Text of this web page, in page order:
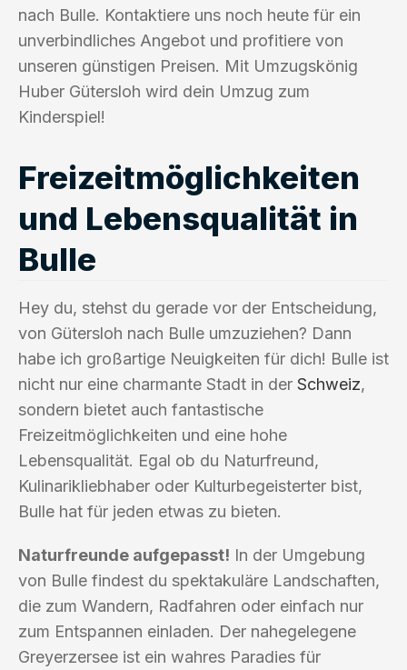
nach Bulle. Kontaktiere uns noch heute für ein
unverbindliches Angebot und profitiere von
unseren günstigen Preisen. Mit Umzugskönig
Huber Gütersloh wird dein Umzug zum
Kinderspiel!
Freizeitmöglichkeiten
und Lebensqualität in
Bulle
Hey du, stehst du gerade vor der Entscheidung,
von Gütersloh nach Bulle umzuziehen? Dann
habe ich großartige Neuigkeiten für dich! Bulle ist
nicht nur eine charmante Stadt in der Schweiz,
sondern bietet auch fantastische
Freizeitmöglichkeiten und eine hohe
Lebensqualität. Egal ob du Naturfreund,
Kulinarikliebhaber oder Kulturbegeisterter bist,
Bulle hat für jeden etwas zu bieten.
Naturfreunde aufgepasst! In der Umgebung
von Bulle findest du spektakuläre Landschaften,
die zum Wandern, Radfahren oder einfach nur
zum Entspannen einladen. Der nahegelegene
Greyerzersee ist ein wahres Paradies für